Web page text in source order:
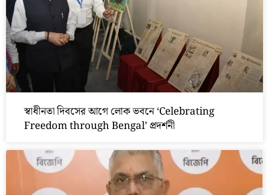
স্বাধীনতা দিবসের আগে লোক ভবনে ‘Celebrating
Freedom through Bengal’ প্রদর্শনী